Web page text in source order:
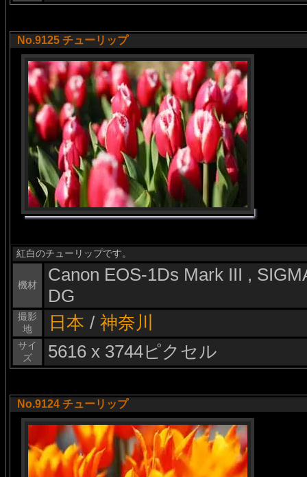
No.9125 チューリップ
紅白のチューリップです。
機材
Canon EOS-1Ds Mark III ,
DG
撮影
地
日本 / 神奈川
サイ
ズ
5616 x 3744ピクセル
No.9124 チューリップ